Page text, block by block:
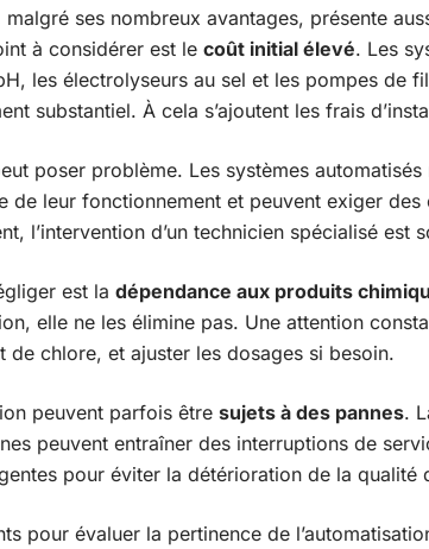
malgré ses nombreux avantages, présente
à considérer est le coût initial élevé. Les
les électrolyseurs au sel et les pompes de
substantiel. À cela s’ajoutent les frais
poser problème. Les systèmes automatisés
de leur fonctionnement et peuvent exiger
l’intervention d’un technicien spécialisé est
est la dépendance aux produits
elle ne les élimine pas. Une attention
chlore, et ajuster les dosages si besoin.
peuvent parfois être sujets à des pannes.
peuvent entraîner des interruptions de
pour éviter la détérioration de la qualité
pour évaluer la pertinence de